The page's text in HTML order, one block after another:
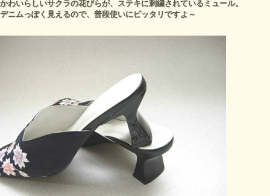
かわいらしいサクラの花びらが、ステキに刺繍されているミュール。
デニムっぽく見えるので、普段使いにピッタリですよ～